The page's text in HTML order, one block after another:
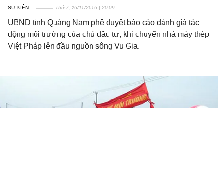
SỰ KIỆN Thứ 7, 26/11/2016 | 20:09
UBND tỉnh Quảng Nam phê duyệt báo cáo đánh giá tác
động môi trường của chủ đầu tư, khi chuyển nhà máy thép
Việt Pháp lên đầu nguồn sông Vu Gia.